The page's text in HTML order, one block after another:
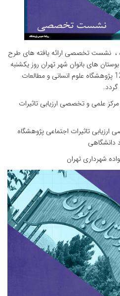
، نشست تخصصی ارائه یافته های طرح
های بانوان شهر تهران روز یکشنبه
مورخ 1403/10/23 ساعت 9 الی 12 پژوهشگاه علوم انسانی و مطالعات
علمی و تخصصی ارزیابی تاثیرات
ارزیابی تاثیرات اجتماعی پژوهشگاه
دانشگاهی
شهرداری تهران